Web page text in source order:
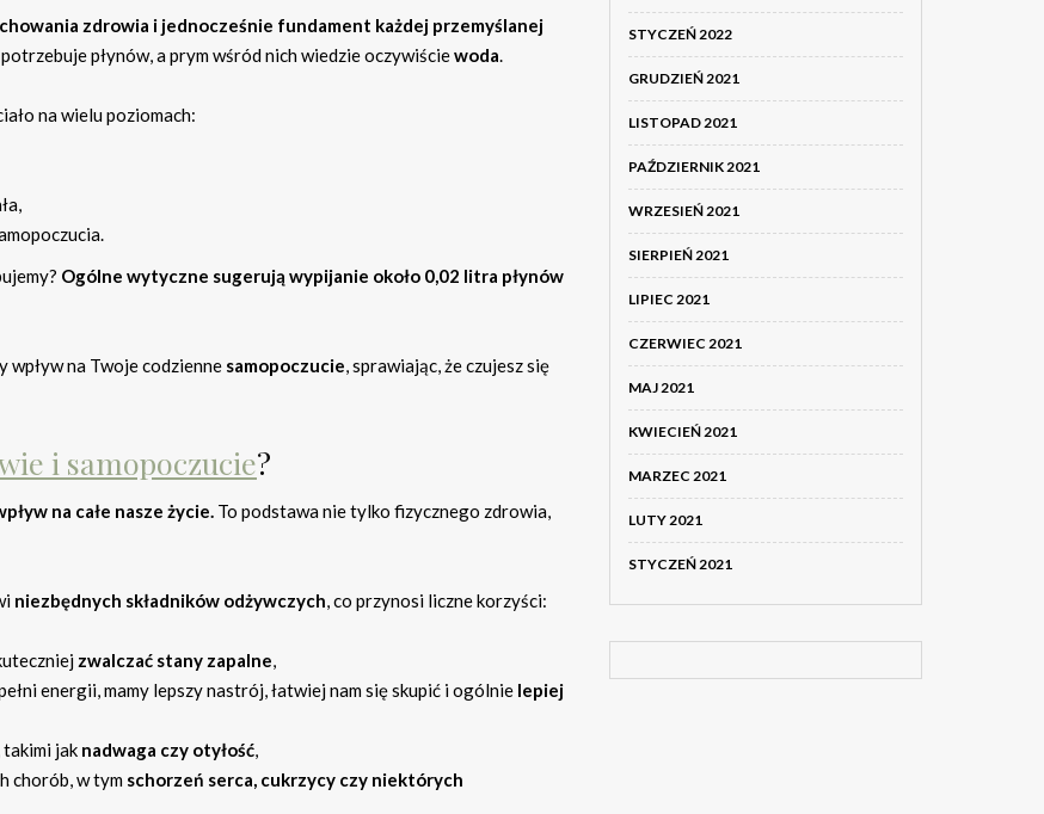
zdrowia i jednocześnie fundament każdej przemyślanej
płynów, a prym wśród nich wiedzie oczywiściewoda.
na wielu poziomach:
Ogólne wytyczne sugerują wypijanie około 0,02 litra płynów
wpływ na Twoje codzienne samopoczucie, sprawiając, że czujesz się
i samopoczucie?
na całe nasze życie. To podstawa nie tylko fizycznego zdrowia,
niezbędnych składników odżywczych, co przynosi liczne korzyści:
zwalczać stany zapalne,
energii, mamy lepszy nastrój, łatwiej nam się skupić i ogólnie lepiej
jak nadwaga czy otyłość,
chorób, w tym schorzeń serca, cukrzycy czy niektórych
STYCZEŃ 2022
GRUDZIEŃ 2021
LISTOPAD 2021
PAŹDZIERNIK 2021
WRZESIEŃ 2021
SIERPIEŃ 2021
LIPIEC 2021
CZERWIEC 2021
MAJ 2021
KWIECIEŃ 2021
MARZEC 2021
LUTY 2021
STYCZEŃ 2021